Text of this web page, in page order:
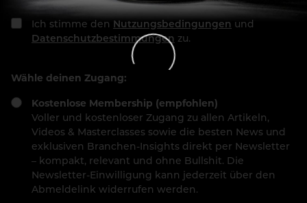
Ich stimme den Nutzungsbedingungen und
Datenschutzbestimmungen zu.
Wähle deinen Zugang:
Kostenlose Membership (empfohlen)
Voller und kostenloser Zugang zu allen Artikeln,
Videos & Masterclasses sowie die besten News und
exklusiven Branchen-Insights direkt per Newsletter
– kompakt, relevant und ohne Bullshit. Die
Newsletter-Einwilligung kann jederzeit über den
Abmeldelink widerrufen werden.